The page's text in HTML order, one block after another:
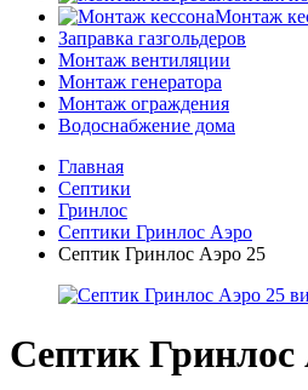
Монтаж
Заправка газгольдеров
Монтаж вентиляции
Монтаж генератора
Монтаж ограждения
Водоснабжение дома
Главная
Септики
Гринлос
Септики Гринлос Аэро
Септик Гринлос Аэро 25
Септик Гринлос